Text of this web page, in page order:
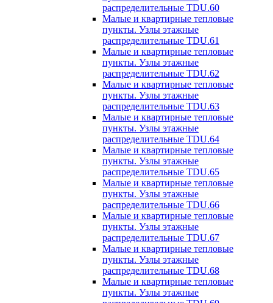
распределительные TDU.60
Малые и квартирные тепловые
пункты. Узлы этажные
распределительные TDU.61
Малые и квартирные тепловые
пункты. Узлы этажные
распределительные TDU.62
Малые и квартирные тепловые
пункты. Узлы этажные
распределительные TDU.63
Малые и квартирные тепловые
пункты. Узлы этажные
распределительные TDU.64
Малые и квартирные тепловые
пункты. Узлы этажные
распределительные TDU.65
Малые и квартирные тепловые
пункты. Узлы этажные
распределительные TDU.66
Малые и квартирные тепловые
пункты. Узлы этажные
распределительные TDU.67
Малые и квартирные тепловые
пункты. Узлы этажные
распределительные TDU.68
Малые и квартирные тепловые
пункты. Узлы этажные